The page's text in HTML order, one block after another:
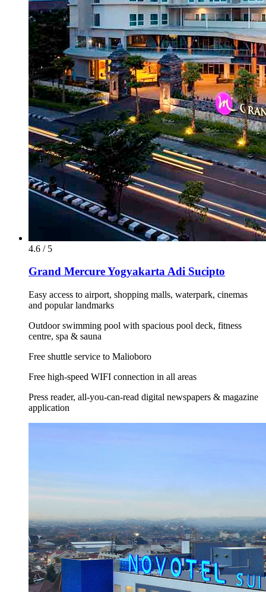
4.6 / 5
Grand Mercure Yogyakarta Adi Sucipto
Easy access to airport, shopping malls, waterpark, cinemas
and popular landmarks
Outdoor swimming pool with spacious pool deck, fitness
centre, spa & sauna
Free shuttle service to Malioboro
Free high-speed WIFI connection in all areas
Press reader, all-you-can-read digital newspapers & magazine
application